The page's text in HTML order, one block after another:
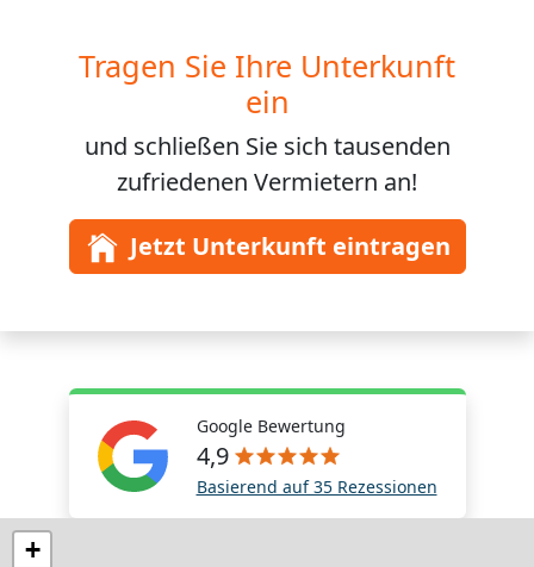
Tragen Sie Ihre Unterkunft
ein
und schließen Sie sich tausenden
zufriedenen Vermietern an!
Jetzt Unterkunft eintragen
Google Bewertung
4,9
Basierend auf 35 Rezessionen
+